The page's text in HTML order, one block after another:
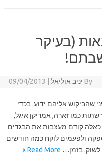
(בעיקר
By יניב אוליאל|
09/04/2013
שהביקוש אליהם ידוע. בכדי
כמו זארה, אמריקן איגל,
כאלה קודם מעצבות את הבגדים
ולפעמים לוקח כמה חודשים
לשוק. בזמן…Read More »